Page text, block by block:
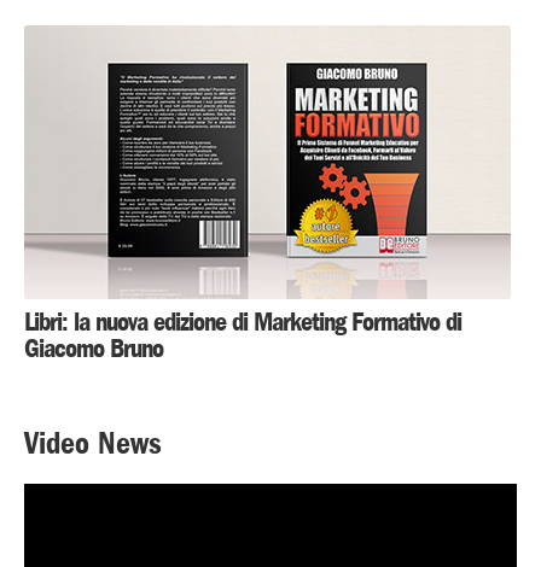
Libri: la nuova edizione di Marketing Formativo di
Giacomo Bruno
Video News